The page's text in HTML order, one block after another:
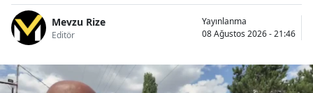
Mevzu Rize
Editör
Yayınlanma
08 Ağustos 2026 - 21:46